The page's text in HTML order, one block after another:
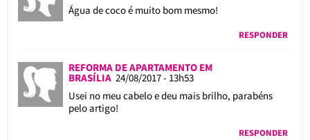
Água de coco é muito bom mesmo!
RESPONDER
REFORMA DE APARTAMENTO EM
BRASÍLIA 24/08/2017 - 13h53
Usei no meu cabelo e deu mais brilho, parabéns
pelo artigo!
RESPONDER